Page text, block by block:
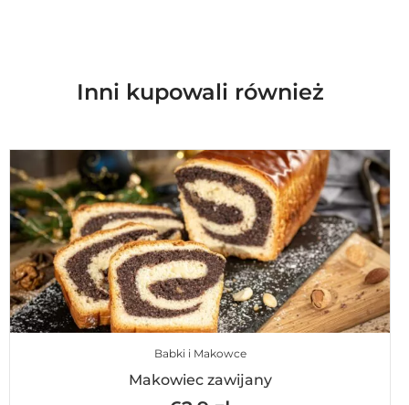
Inni kupowali również
Babki i Makowce
Makowiec zawijany